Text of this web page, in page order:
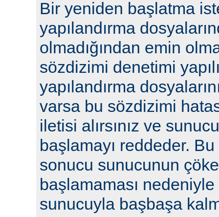
Bir yeniden başlatma
yapılandırma
olmadığından emin
sözdizimi denetimi
yapılandırma
varsa bu sözdizimi
iletisi alırsınız ve
başlamayı reddeder.
sonucu sunucunun
başlamaması
sunucuyla başbaşa